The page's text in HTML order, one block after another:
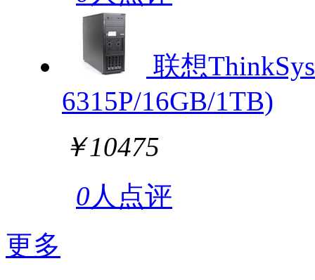
联想
6315P/16GB/1TB)
￥10475
0人点评
更多